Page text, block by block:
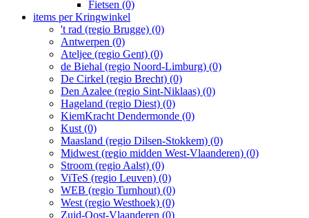
Fietsen (0)
items per Kringwinkel
't rad (regio Brugge) (0)
Antwerpen (0)
Ateljee (regio Gent) (0)
de Biehal (regio Noord-Limburg) (0)
De Cirkel (regio Brecht) (0)
Den Azalee (regio Sint-Niklaas) (0)
Hageland (regio Diest) (0)
KiemKracht Dendermonde (0)
Kust (0)
Maasland (regio Dilsen-Stokkem) (0)
Midwest (regio midden West-Vlaanderen) (0)
Stroom (regio Aalst) (0)
ViTeS (regio Leuven) (0)
WEB (regio Turnhout) (0)
West (regio Westhoek) (0)
Zuid-Oost-Vlaanderen (0)